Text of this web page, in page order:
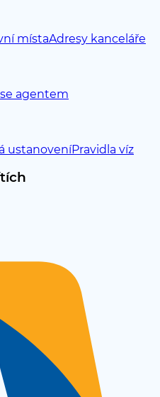
místaAdresy kanceláře
agentem
ustanoveníPravidla víz